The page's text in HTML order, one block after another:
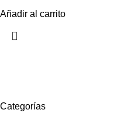
Categorías
Añadir al carrito